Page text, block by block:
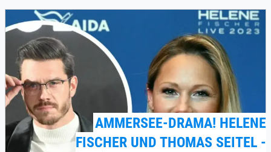
AMMERSEE-DRAMA! HELENE
FISCHER UND THOMAS SEITEL -